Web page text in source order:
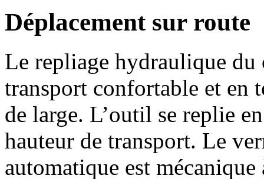
Déplacement sur route
Le repliage hydraulique du
transport confortable et en
de large. L’outil se replie
hauteur de transport. Le
automatique est